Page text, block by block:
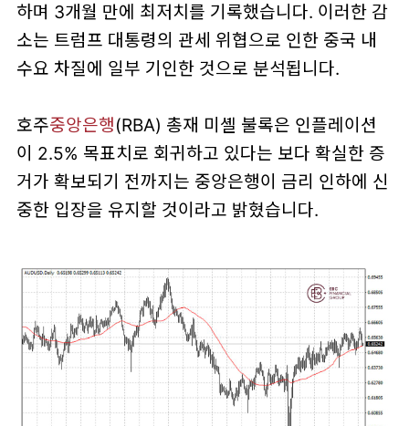
하며 3개월 만에 최저치를 기록했습니다. 이러한 감
소는 트럼프 대통령의 관세 위협으로 인한 중국 내
수요 차질에 일부 기인한 것으로 분석됩니다.
호주중앙은행(RBA) 총재 미셸 불록은 인플레이션
이 2.5% 목표치로 회귀하고 있다는 보다 확실한 증
거가 확보되기 전까지는 중앙은행이 금리 인하에 신
중한 입장을 유지할 것이라고 밝혔습니다.